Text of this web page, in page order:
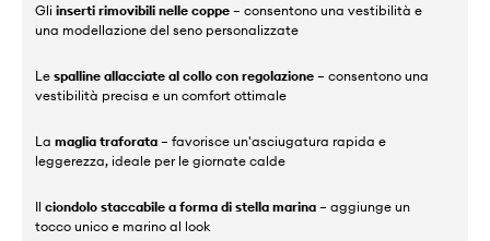
Gli inserti rimovibili nelle coppe – consentono una vestibilità e
una modellazione del seno personalizzate
Le spalline allacciate al collo con regolazione – consentono una
vestibilità precisa e un comfort ottimale
La maglia traforata – favorisce un'asciugatura rapida e
leggerezza, ideale per le giornate calde
Il ciondolo staccabile a forma di stella marina – aggiunge un
tocco unico e marino al look